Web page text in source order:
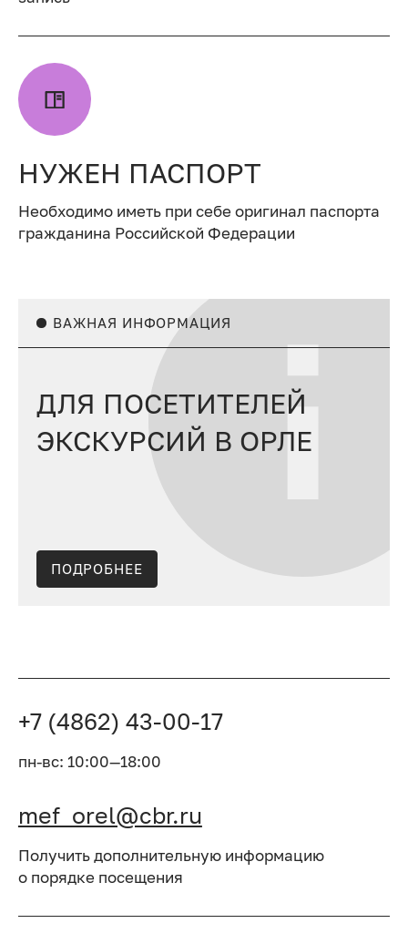
НУЖЕН ПАСПОРТ
Необходимо иметь при себе оригинал паспорта
гражданина Российской Федерации
ВАЖНАЯ ИНФОРМАЦИЯ
ДЛЯ ПОСЕТИТЕЛЕЙ
ЭКСКУРСИЙ В ОРЛЕ
ПОДРОБНЕЕ
+7 (4862) 43-00-17
пн-вс: 10:00—18:00
mef_orel@cbr.ru
Получить дополнительную информацию
о порядке посещения